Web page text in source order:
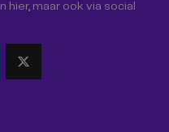
hier, maar ook via social